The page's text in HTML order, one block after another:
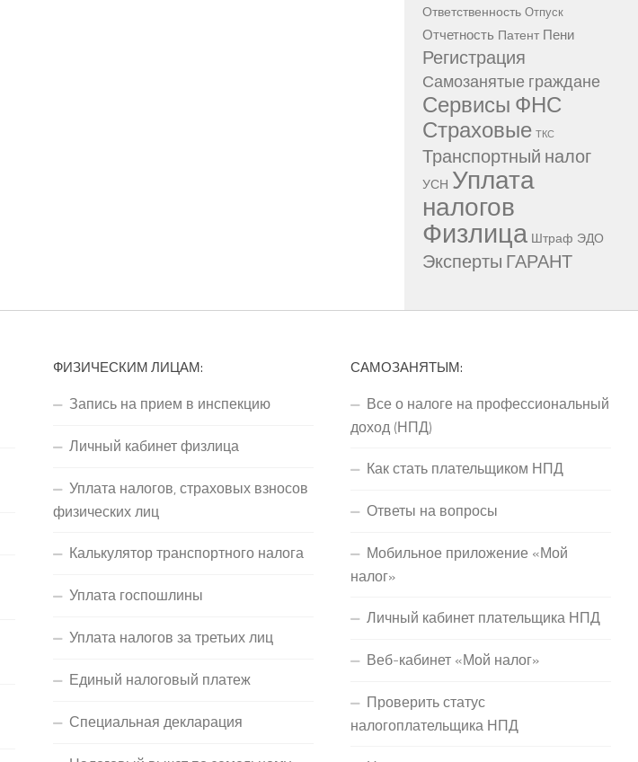
Ответственность Отпуск
Отчетность Патент Пени
Регистрация
Самозанятые граждане
Сервисы ФНС
Страховые ТКС
Транспортный налог
УСН Уплата
налогов
Физлица Штраф ЭДО
Эксперты ГАРАНТ
ФИЗИЧЕСКИМ ЛИЦАМ:
Запись на прием в инспекцию
Личный кабинет физлица
Уплата налогов, страховых взносов
физических лиц
Калькулятор транспортного налога
Уплата госпошлины
Уплата налогов за третьих лиц
Единый налоговый платеж
Специальная декларация
САМОЗАНЯТЫМ:
Все о налоге на профессиональный
доход (НПД)
Как стать плательщиком НПД
Ответы на вопросы
Мобильное приложение «Мой
налог»
Личный кабинет плательщика НПД
Веб-кабинет «Мой налог»
Проверить статус
налогоплательщика НПД